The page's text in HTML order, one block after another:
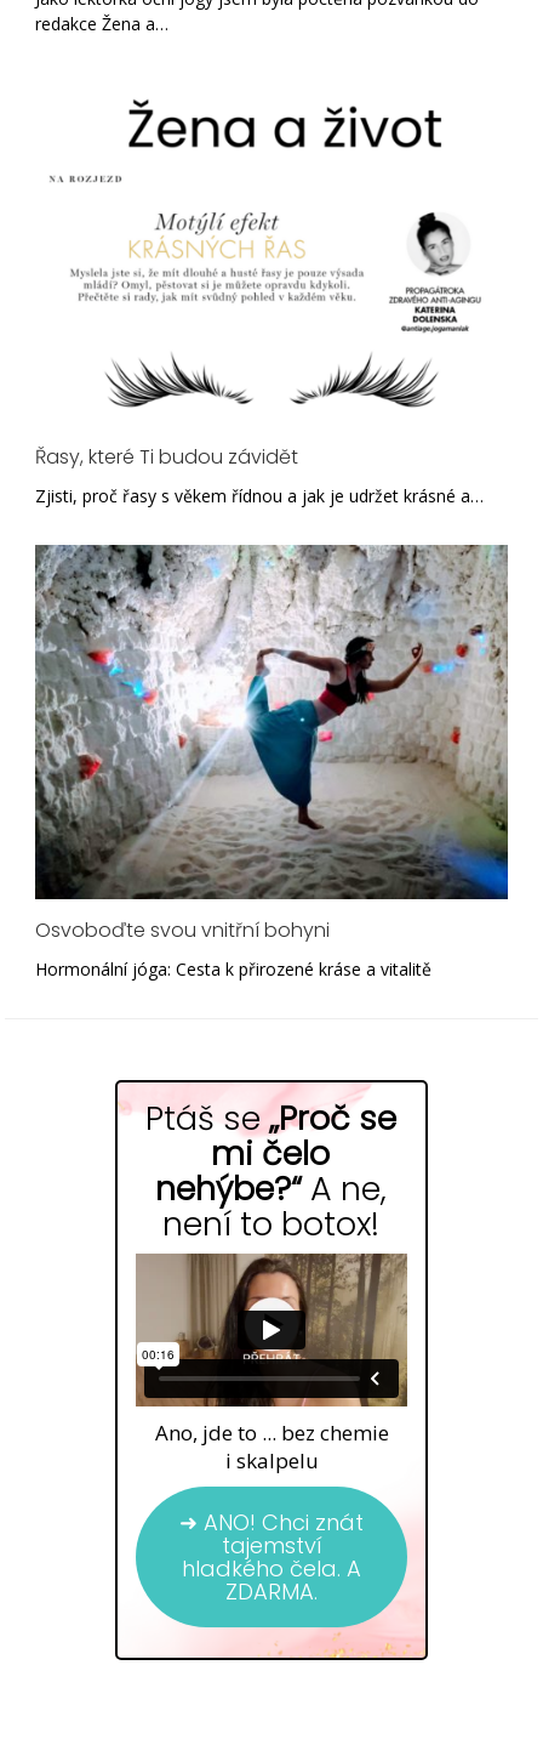
redakce Žena a…
Řasy, které Ti budou závidět
Zjisti, proč řasy s věkem řídnou a jak je udržet krásné a…
Osvoboďte svou vnitřní bohyni
Hormonální jóga: Cesta k přirozené kráse a vitalitě
Ptáš se „Proč se
mi čelo
nehýbe?“A ne,
není to botox!
Ano, jde to ... bez chemie
i skalpelu
➜ ANO! Chci znát
tajemství
hladkého čela. A
ZDARMA.